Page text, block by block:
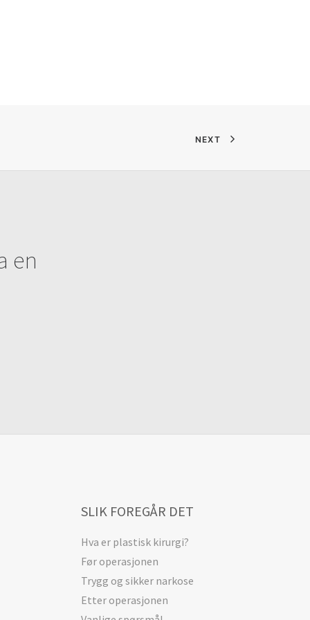
NEXT
en
SLIK FOREGÅR DET
Hva er plastisk kirurgi?
Før operasjonen
Trygg og sikker narkose
Etter operasjonen